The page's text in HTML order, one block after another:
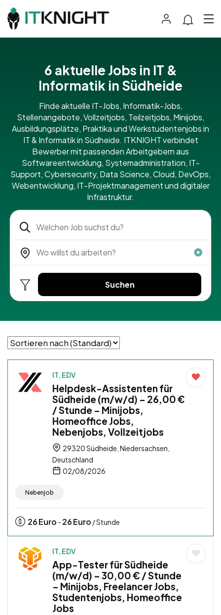
6 aktuelle Jobs in IT &
Informatik in Südheide
Finde aktuelle IT-Jobs, Informatik-Jobs,
Stellenangebote, Vollzeitjobs, Teilzeitjobs, Minijobs,
Ausbildungsplätze, Praktika und Werkstudentenjobs in
IT & Informatik in Südheide. ITKNIGHT verbindet
Bewerber mit passenden Arbeitgebern aus
Softwareentwicklung, Systemadministration, IT-
Support, Cybersecurity, Data Science, Cloud, DevOps,
Webentwicklung, IT-Projektmanagement und digitaler
Infrastruktur.
Suchen
IT, EDV
Helpdesk-Assistenten für
Südheide (m/w/d) – 26,00 €
/ Stunde – Minijobs,
Homeoffice Jobs,
Nebenjobs, Vollzeitjobs
29320 Südheide, Niedersachsen,
Deutschland
02/08/2026
Nebenjob
26Euro - 26Euro / Stunde
IT, EDV
App-Tester für Südheide
(m/w/d) – 30,00 € / Stunde
– Minijobs, Freelancer Jobs,
Studentenjobs, Homeoffice
Jobs